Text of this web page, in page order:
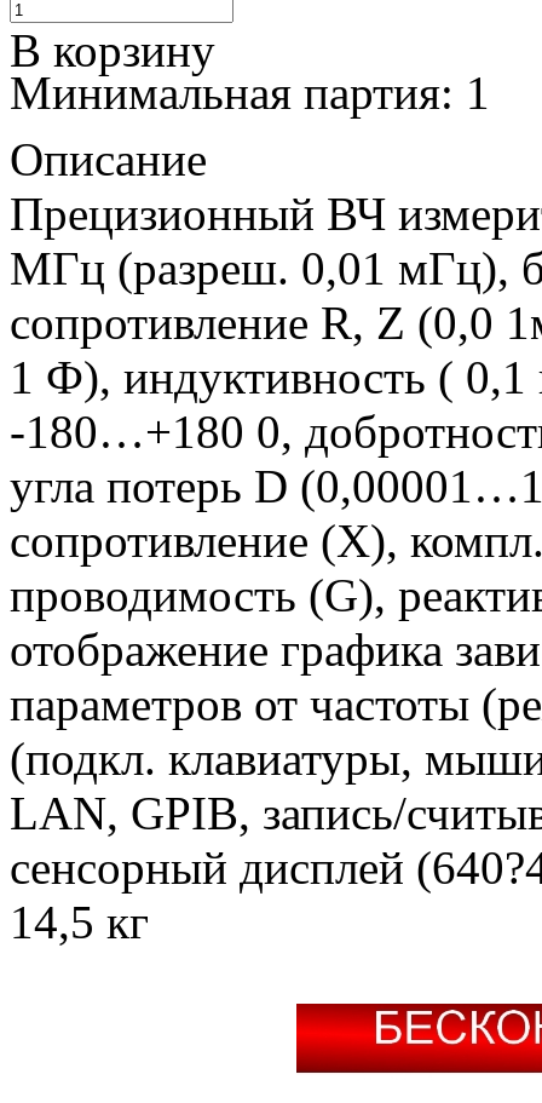
В корзину
Минимальная партия: 1
Описание
Прецизионный ВЧ
МГц (разреш. 0,01 мГц),
сопротивление R, Z
1 Ф), индуктивность (
-180…+180 0,
угла потерь D
сопротивление (X),
проводимость (G),
отображение графика
параметров от частоты
(подкл. клавиатуры,
LAN, GPIB, запись/
сенсорный дисплей
14,5 кг